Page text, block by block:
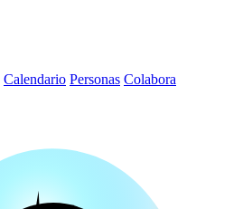
Calendario Personas Colabora